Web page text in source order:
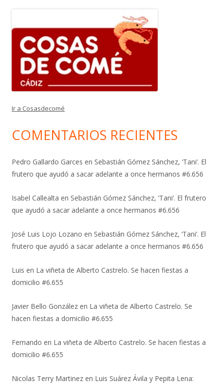
Ir a Cosasdecomé
COMENTARIOS RECIENTES
Pedro Gallardo Garces en Sebastián Gómez Sánchez, ‘Tani’. El
frutero que ayudó a sacar adelante a once hermanos #6.656
Isabel Callealta en Sebastián Gómez Sánchez, ‘Tani’. El frutero
que ayudó a sacar adelante a once hermanos #6.656
José Luis Lojo Lozano en Sebastián Gómez Sánchez, ‘Tani’. El
frutero que ayudó a sacar adelante a once hermanos #6.656
Luis en La viñeta de Alberto Castrelo. Se hacen fiestas a
domicilio #6.655
Javier Bello González en La viñeta de Alberto Castrelo. Se
hacen fiestas a domicilio #6.655
Fernando en La viñeta de Alberto Castrelo. Se hacen fiestas a
domicilio #6.655
Nicolas Terry Martinez en Luis Suárez Ávila y Pepita Lena: